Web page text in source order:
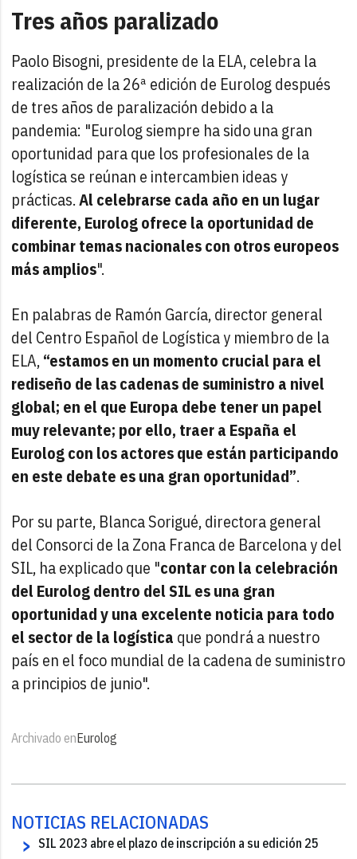
Tres años paralizado
Paolo Bisogni, presidente de la ELA, celebra la
realización de la 26ª edición de Eurolog después
de tres años de paralización debido a la
pandemia: "Eurolog siempre ha sido una gran
oportunidad para que los profesionales de la
logística se reúnan e intercambien ideas y
prácticas.Al celebrarse cada año en un lugar
diferente, Eurolog ofrece la oportunidad de
combinar temas nacionales con otros europeos
más amplios".
En palabras de Ramón García, director general
del Centro Español de Logística y miembro de la
ELA,“estamos en un momento crucial para el
rediseño de las cadenas de suministro a nivel
global; en el que Europa debe tener un papel
muy relevante; por ello, traer a España el
Eurolog con los actores que están participando
en este debate es una gran oportunidad”.
Por su parte, Blanca Sorigué, directora general
del Consorci de la Zona Franca de Barcelona y del
SIL, ha explicado que "contar con la celebración
del Eurolog dentro del SIL es una gran
oportunidad y una excelente noticia para todo
el sector de la logística que pondrá a nuestro
país en el foco mundial de la cadena de suministro
a principios de junio".
Archivado enEurolog
NOTICIAS RELACIONADAS
SIL 2023 abre el plazo de inscripción a su edición 25